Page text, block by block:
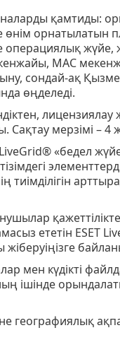
қамтиды:
өнім орнатылатын
операциялық
MAC
сондай-ақ
өңделеді.
мерзімі – 4
«бедел
ететін ESET
жіберуіңізге
мен күдікті
ішінде
географиялық